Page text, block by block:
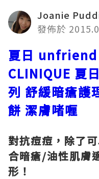
Joanie
發佈於
夏日 unfriend
CLINIQUE 夏日
列 舒緩暗瘡護
餅 潔膚啫喱
對抗痘痘，除了
合暗瘡/油性肌膚
形！